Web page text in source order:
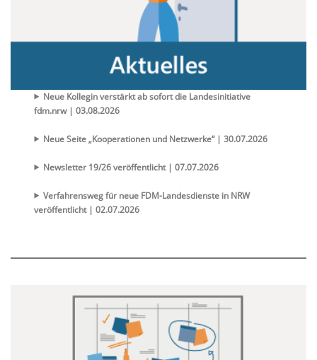
Neue Kollegin verstärkt ab sofort die Landesinitiative
fdm.nrw | 03.08.2026
Neue Seite „Kooperationen und Netzwerke“ | 30.07.2026
Newsletter 19/26 veröffentlicht | 07.07.2026
Verfahrensweg für neue FDM-Landesdienste in NRW
veröffentlicht | 02.07.2026